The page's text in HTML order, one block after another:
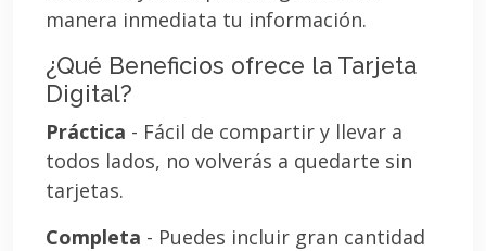
manera inmediata tu información.
¿Qué Beneficios ofrece la Tarjeta
Digital?
Práctica - Fácil de compartir y llevar a
todos lados, no volverás a quedarte sin
tarjetas.
Completa - Puedes incluir gran cantidad